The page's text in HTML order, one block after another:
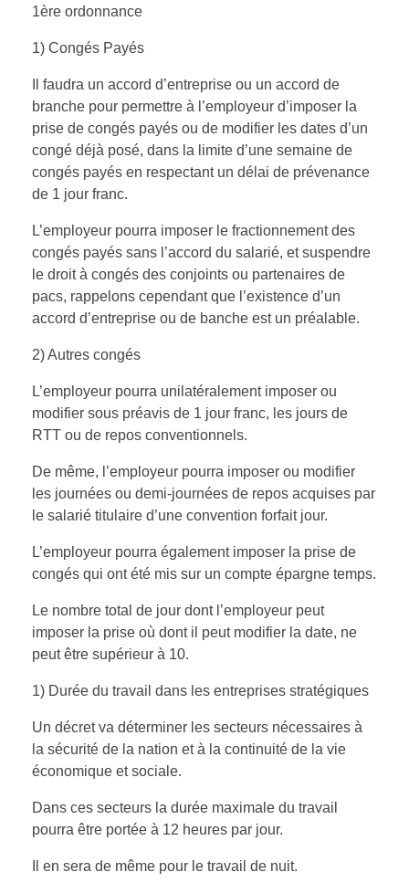
Sécurité Sociale
Droit civil
Droit de la Famille
Avocat de l’enfant
Préjudice corporel
Aide Juridictionnelle
Protection juridique
CONTACT
1ère ordonnance
1) Congés Payés
Il faudra un accord d’entreprise ou un accord de
branche pour permettre à l’employeur d’imposer la
prise de congés payés ou de modifier les dates d’un
congé déjà posé, dans la limite d’une semaine de
congés payés en respectant un délai de prévenance
de 1 jour franc.
L’employeur pourra imposer le fractionnement des
congés payés sans l’accord du salarié, et suspendre
le droit à congés des conjoints ou partenaires de
pacs, rappelons cependant que l’existence d’un
accord d’entreprise ou de banche est un préalable.
2) Autres congés
L’employeur pourra unilatéralement imposer ou
modifier sous préavis de 1 jour franc, les jours de
RTT ou de repos conventionnels.
De même, l’employeur pourra imposer ou modifier
les journées ou demi-journées de repos acquises par
le salarié titulaire d’une convention forfait jour.
L’employeur pourra également imposer la prise de
congés qui ont été mis sur un compte épargne temps.
Le nombre total de jour dont l’employeur peut
imposer la prise où dont il peut modifier la date, ne
peut être supérieur à 10.
1) Durée du travail dans les entreprises stratégiques
Un décret va déterminer les secteurs nécessaires à
la sécurité de la nation et à la continuité de la vie
économique et sociale.
Dans ces secteurs la durée maximale du travail
pourra être portée à 12 heures par jour.
Il en sera de même pour le travail de nuit.